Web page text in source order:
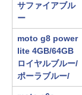
サファイアブル
ー
moto g8 power
lite 4GB/64GB
ロイヤルブルー/
ポーラブルー/